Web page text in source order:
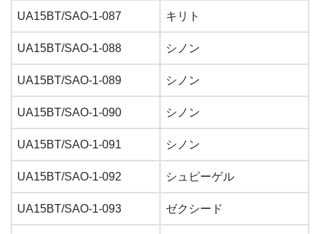
UA15BT/SAO-1-087 キリト
UA15BT/SAO-1-088 シノン
UA15BT/SAO-1-089 シノン
UA15BT/SAO-1-090 シノン
UA15BT/SAO-1-091 シノン
UA15BT/SAO-1-092 シュピーゲル
UA15BT/SAO-1-093 ゼクシード